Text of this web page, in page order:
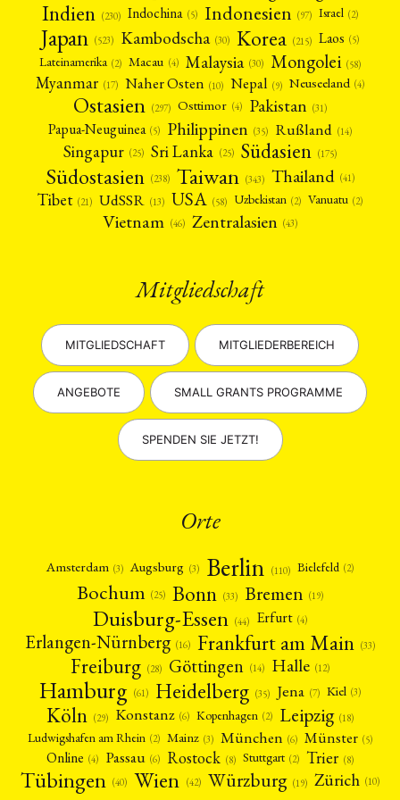
Indien (230) Indochina (5) Indonesien (97) Israel (2)
Japan (523) Kambodscha (30) Korea (215) Laos (5)
Lateinamerika (2) Macau (4) Malaysia (30) Mongolei (58)
Myanmar (17) Naher Osten (10) Nepal (9) Neuseeland (4)
Ostasien (297) Osttimor (4) Pakistan (31)
Papua-Neuguinea (5) Philippinen (35) Rußland (14)
Singapur (25) Sri Lanka (25) Südasien (175)
Südostasien (238) Taiwan (343) Thailand (41)
Tibet (21) UdSSR (13) USA (58) Uzbekistan (2) Vanuatu (2)
Vietnam (46) Zentralasien (43)
Mitgliedschaft
MITGLIEDSCHAFT MITGLIEDERBEREICH
ANGEBOTE SMALL GRANTS PROGRAMME
SPENDEN SIE JETZT!
Orte
Amsterdam (3) Augsburg (3) Berlin (110) Bielefeld (2)
Bochum (25) Bonn (33) Bremen (19)
Duisburg-Essen (44) Erfurt (4)
Erlangen-Nürnberg (16) Frankfurt am Main (33)
Freiburg (28) Göttingen (14) Halle (12)
Hamburg (61) Heidelberg (35) Jena (7) Kiel (3)
Köln (29) Konstanz (6) Kopenhagen (2) Leipzig (18)
Ludwigshafen am Rhein (2) Mainz (3) München (6) Münster (5)
Online (4) Passau (6) Rostock (8) Stuttgart (2) Trier (8)
Tübingen (40) Wien (42) Würzburg (19) Zürich (10)